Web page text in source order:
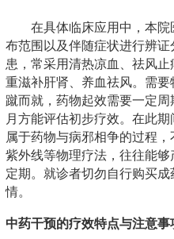
在具体临床应用中，本
布范围以及伴随症状进行辨
患，常采用清热凉血、祛风
重滋补肝肾、养血祛风。需
蹴而就，药物起效需要一定
月方能评估初步疗效。在此
属于药物与病邪相争的过程
紫外线等物理疗法，往往能
定期。就诊者切勿自行购买
情。
中药干预的疗效特点与注意事